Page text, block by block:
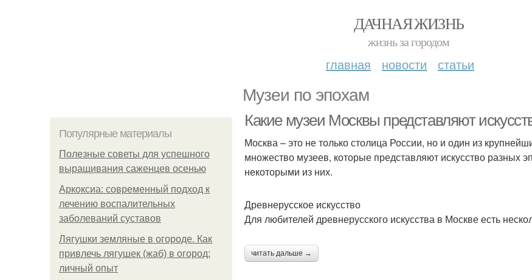
ДАЧНАЯ ЖИЗНЬ
жизнь за городом
главная новости статьи
Музеи по эпохам
Популярные материалы
Полезные советы для успешного
выращивания саженцев осенью
Аркоксиа: современный подход к
лечению воспалительных
заболеваний суставов
Лягушки земляные в огороде. Как
привлечь лягушек (жаб) в огород:
личный опыт
Какие музеи Москвы представляют
Москва – это не только столица России, но и один из
множество музеев, которые представляют искусство разных
некоторыми из них.
Древнерусское искусство
Для любителей древнерусского искусства в Москве есть
читать дальше →